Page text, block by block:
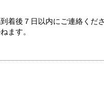
着後７日以内にご連絡くだ
ます。